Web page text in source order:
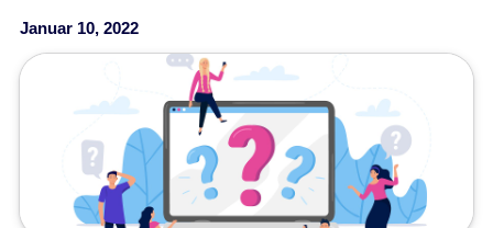
Januar 10, 2022